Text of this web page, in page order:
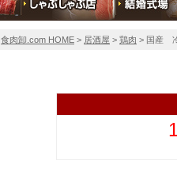
食肉卸.com HOME > 居酒屋 > 鶏肉 > 国産